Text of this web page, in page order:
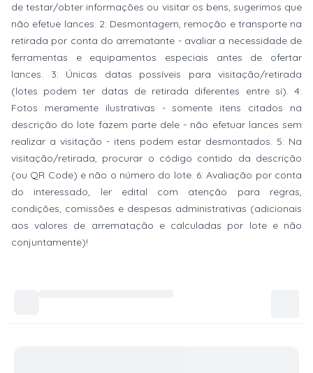
de testar/obter informações ou visitar os bens, sugerimos que
não efetue lances. 2: Desmontagem, remoção e transporte na
retirada por conta do arrematante - avaliar a necessidade de
ferramentas e equipamentos especiais antes de ofertar
lances. 3: Únicas datas possíveis para visitação/retirada
(lotes podem ter datas de retirada diferentes entre si). 4:
Fotos meramente ilustrativas - somente itens citados na
descrição do lote fazem parte dele - não efetuar lances sem
realizar a visitação - itens podem estar desmontados. 5: Na
visitação/retirada, procurar o código contido da descrição
(ou QR Code) e não o número do lote. 6: Avaliação por conta
do interessado, ler edital com atenção para regras,
condições, comissões e despesas administrativas (adicionais
aos valores de arrematação e calculadas por lote e não
conjuntamente)!